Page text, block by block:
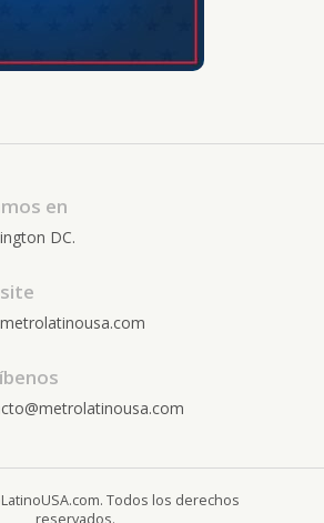
en
DC.
Todos los derechos
reservados.